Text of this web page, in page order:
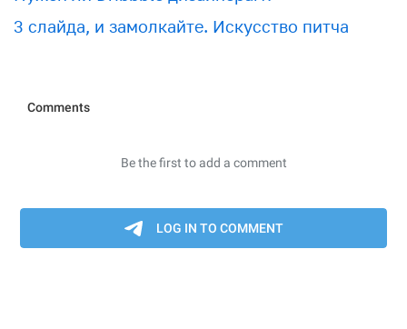
3 слайда, и замолкайте. Искусство питча